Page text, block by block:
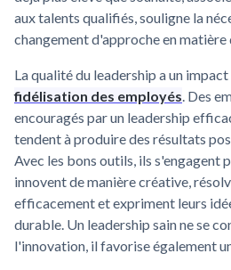
aux talents qualifiés, souligne la
changement d'approche en matière
La qualité du leadership a un
fidélisation des employés. Des
encouragés par un leadership
tendent à produire des résultats
Avec les bons outils, ils s'engagent
innovent de manière créative,
efficacement et expriment leurs
durable. Un leadership sain ne se
l'innovation, il favorise également